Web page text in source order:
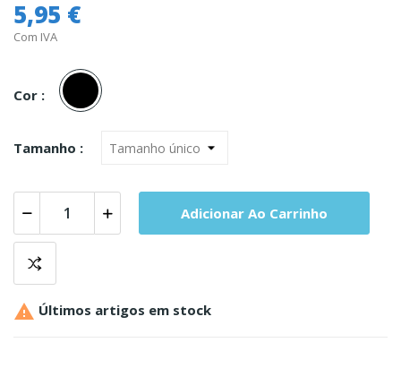
5,95 €
Com IVA
Cor :
Preto
Tamanho :
Adicionar Ao Carrinho
 Últimos artigos em stock